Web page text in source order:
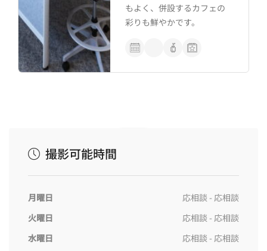
もよく、併設するカフェの
彩りも鮮やかです。
撮影可能時間
月曜日
応相談 - 応相談
火曜日
応相談 - 応相談
水曜日
応相談 - 応相談